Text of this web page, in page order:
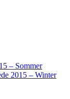
– Sommer
2015 – Winter